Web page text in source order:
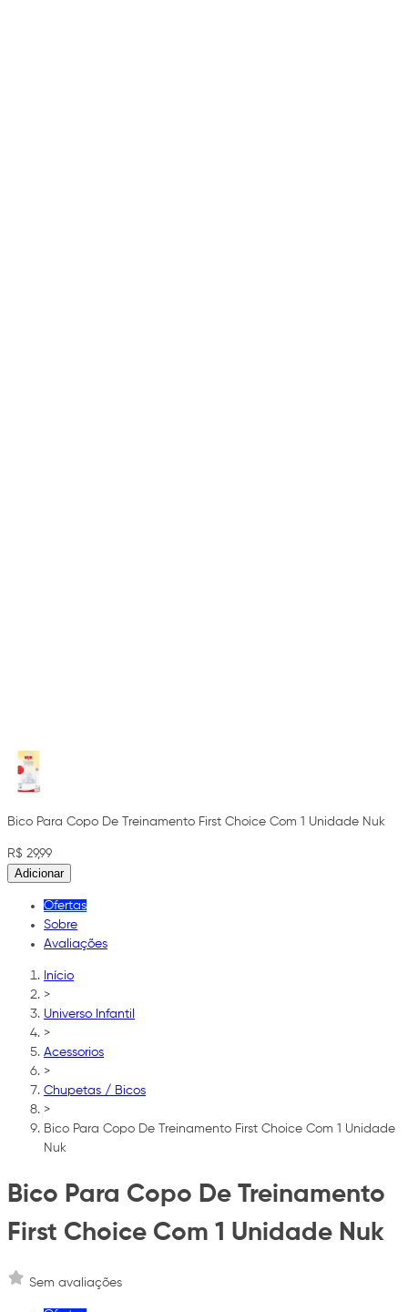
Bico Para Copo De Treinamento First Choice Com 1 Unidade Nuk
R$ 29,99
Adicionar
Ofertas
Sobre
Avaliações
Início
>
Universo Infantil
>
Acessorios
>
Chupetas / Bicos
>
Bico Para Copo De Treinamento First Choice Com 1 Unidade
Nuk
Bico Para Copo De Treinamento
First Choice Com 1 Unidade Nuk
Sem avaliações